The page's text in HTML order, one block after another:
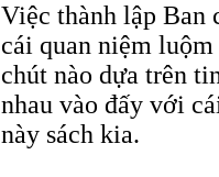
Việc thành lập Ban
cái quan niệm
chút nào dựa trên
nhau vào đấy với
này sách kia.